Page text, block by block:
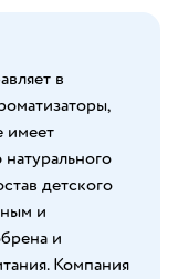
в
имеет
детского
и
и
Компания